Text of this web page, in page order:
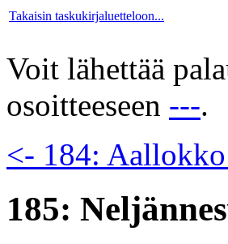
Takaisin taskukirjaluetteloon...
Voit lähettää
osoitteeseen ---.
<- 184:
185: